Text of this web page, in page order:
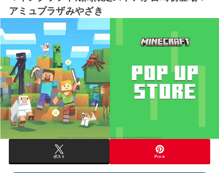
アミュプラザみやざき
ポスト Pin it